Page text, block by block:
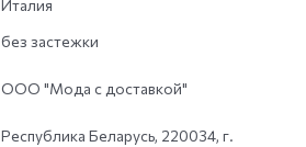
Италия
без застежки
ООО "Мода с доставкой"
Республика Беларусь, 220034, г.